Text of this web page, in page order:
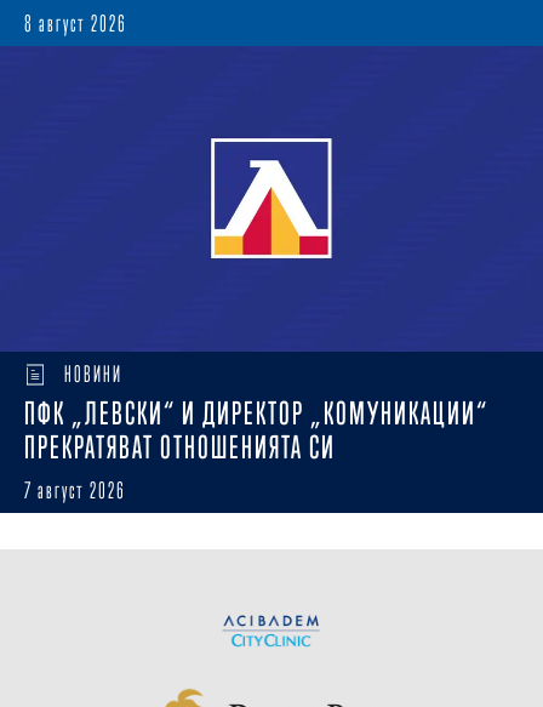
8 август 2026
НОВИНИ
ПФК „ЛЕВСКИ“ И ДИРЕКТОР „КОМУНИКАЦИИ“
ПРЕКРАТЯВАТ ОТНОШЕНИЯТА СИ
7 август 2026